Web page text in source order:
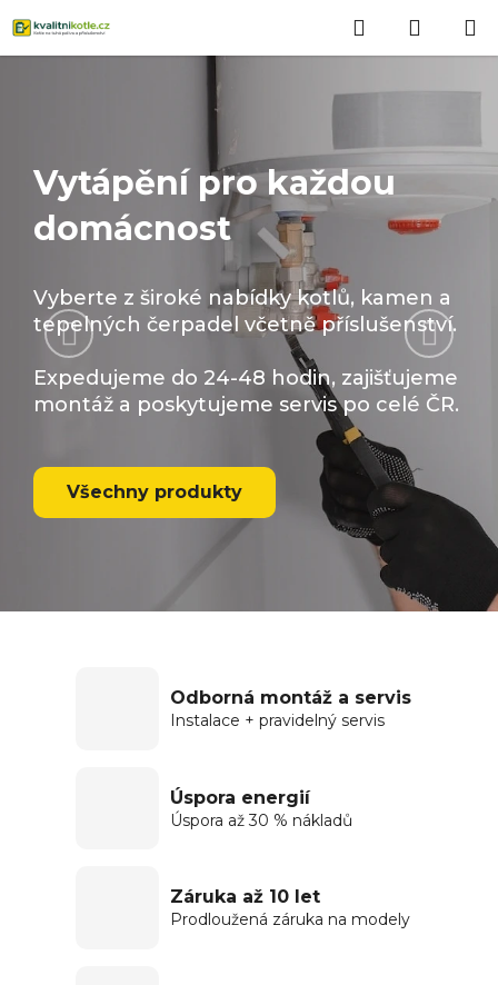
na
obsah
Hledat
KOŠÍK
Vytápění pro každou
domácnost
Vyberte z široké nabídky kotlů, kamen a
tepelných čerpadel včetně příslušenství.
Expedujeme do 24-48 hodin, zajišťujeme
montáž a poskytujeme servis po celé ČR.
Všechny produkty
Předchozí
Odborná montáž a servis
Instalace + pravidelný servis
Úspora energií
Úspora až 30 % nákladů
Záruka až 10 let
Prodloužená záruka na modely